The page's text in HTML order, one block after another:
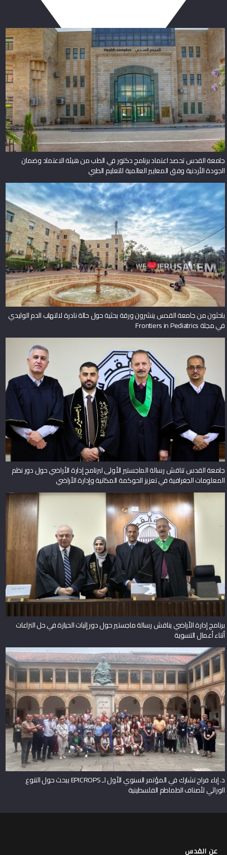
جامعة القدس تحصد اعتماد برنامج دكتور في الطب من هيئة الاعتماد وضمان
الجودة الأردنية وفق المعايير العالمية للتعليم الطبي
باحثون من جامعة القدس ينشرون ورقة بحثية حول حالة نادرة لالتهاب الدم الوليدي
في مجلة Frontiers in Pediatrics
جامعة القدس تناقش رسالة الماجستير الأولى لبرنامج إدارة الأراضي حول دور نظم
المعلومات الجغرافية في تعزيز الحوكمة المكانية وإدارة الأراضي
برنامج إدارة الأراضي يناقش رسالة ماجستير حول دور إثبات الحيازة في حل النزاعات
أثناء أعمال التسوية
د. إباء فراح تشارك في المؤتمر السنوي الأول لـ EPICROPS ببحث حول التنوع
الوراثي لأصناف الطماطم الفلسطينية
عن القدس